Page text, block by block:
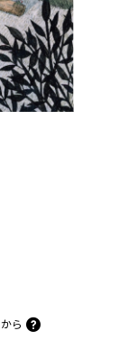
から